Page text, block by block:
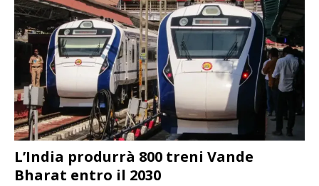
L’India produrrà 800 treni Vande
Bharat entro il 2030